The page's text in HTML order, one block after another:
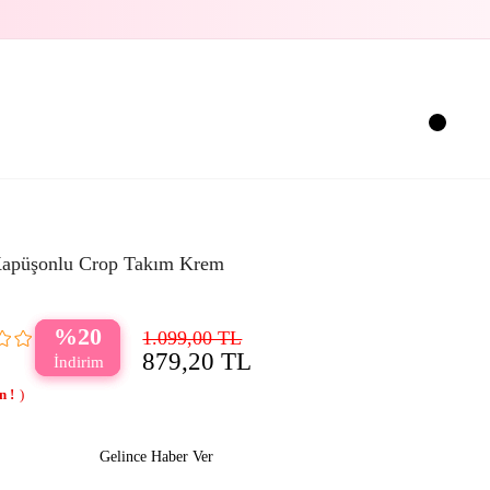
Crop Takım Krem
20 1.099,00 TL
879,20 TL
Gelince Haber Ver